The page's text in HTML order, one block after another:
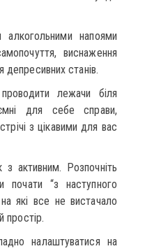
напоями
виснаження
депресивних станів.
лежачи біля
для себе справи,
з цікавими для вас
з активним. Розпочніть
почати “з наступного
на які все не вистачало
простір.
налаштуватися на